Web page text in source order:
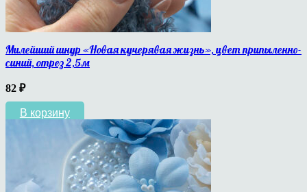
Милейший шнур «Новая кучерявая жизнь», цвет припыленно-
синий, отрез 2,5м
82 ₽
В корзину